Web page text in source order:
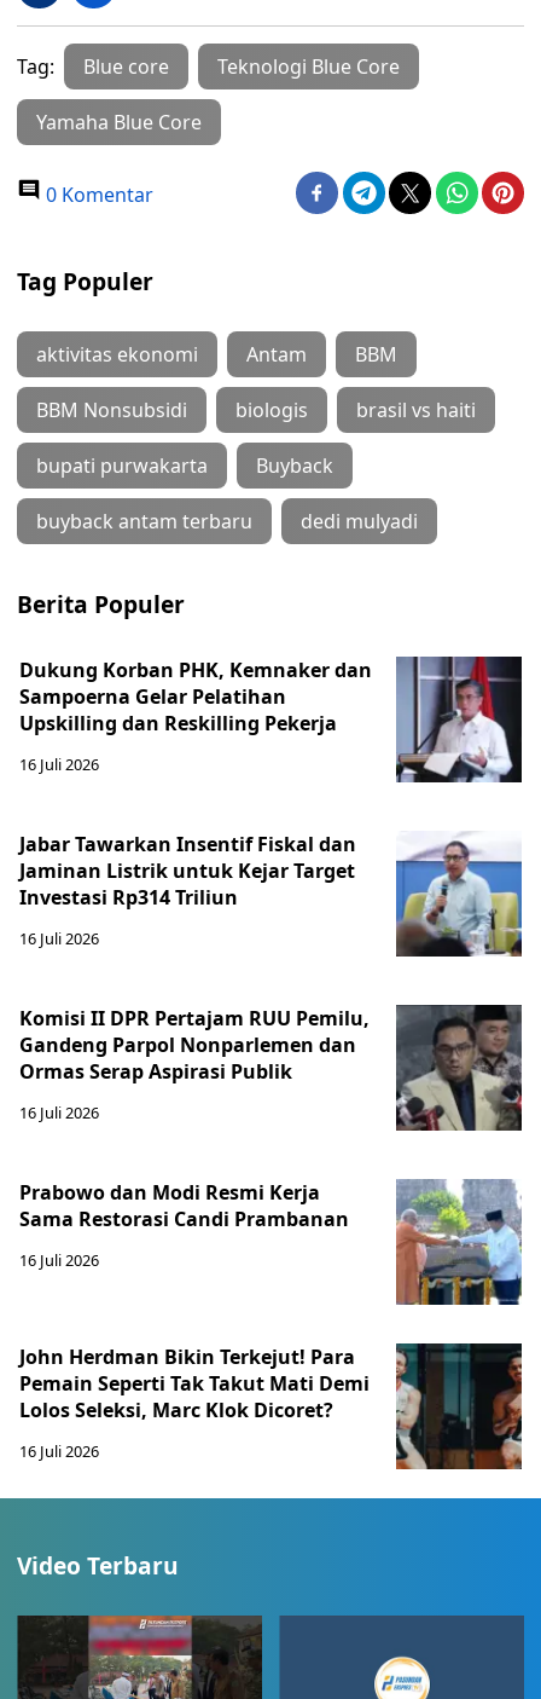
Tag: Blue core Teknologi Blue Core
Yamaha Blue Core
0 Komentar
Tag Populer
aktivitas ekonomi Antam BBM
BBM Nonsubsidi biologis brasil vs haiti
bupati purwakarta Buyback
buyback antam terbaru dedi mulyadi
Berita Populer
Dukung Korban PHK, Kemnaker dan
Sampoerna Gelar Pelatihan
Upskilling dan Reskilling Pekerja
16 Juli 2026
Jabar Tawarkan Insentif Fiskal dan
Jaminan Listrik untuk Kejar Target
Investasi Rp314 Triliun
16 Juli 2026
Komisi II DPR Pertajam RUU Pemilu,
Gandeng Parpol Nonparlemen dan
Ormas Serap Aspirasi Publik
16 Juli 2026
Prabowo dan Modi Resmi Kerja
Sama Restorasi Candi Prambanan
16 Juli 2026
John Herdman Bikin Terkejut! Para
Pemain Seperti Tak Takut Mati Demi
Lolos Seleksi, Marc Klok Dicoret?
16 Juli 2026
Video Terbaru